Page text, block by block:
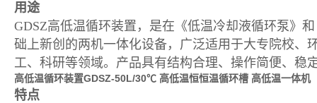
用途
GDSZ高低温循环装置，是在《低温冷却液循环泵》
础上新创的两机一体化设备，广泛适用于大专院校、
工、科研等领域。产品具有结构合理、操作简便、稳
高低温循环装置GDSZ-50L/30℃ 高低温恒恒温循环槽 高低温一体机
特点